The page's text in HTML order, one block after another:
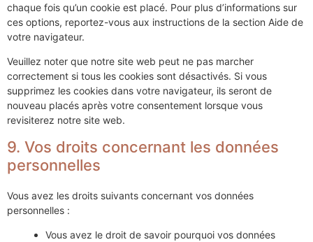
chaque fois qu’un cookie est placé. Pour plus d’informations sur
ces options, reportez-vous aux instructions de la section Aide de
votre navigateur.
Veuillez noter que notre site web peut ne pas marcher
correctement si tous les cookies sont désactivés. Si vous
supprimez les cookies dans votre navigateur, ils seront de
nouveau placés après votre consentement lorsque vous
revisiterez notre site web.
9. Vos droits concernant les données
personnelles
Vous avez les droits suivants concernant vos données
personnelles :
Vous avez le droit de savoir pourquoi vos données